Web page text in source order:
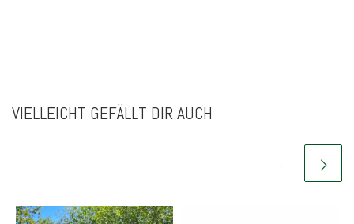
VIELLEICHT GEFÄLLT DIR AUCH